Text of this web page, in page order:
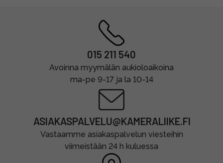
015 211 540
Avoinna myymälän aukioloaikoina
ma-pe 9-17 ja la 10-14
ASIAKASPALVELU@KAMERALIIKE.FI
Vastaamme asiakaspalvelun viesteihin
viimeistään 24 h kuluessa